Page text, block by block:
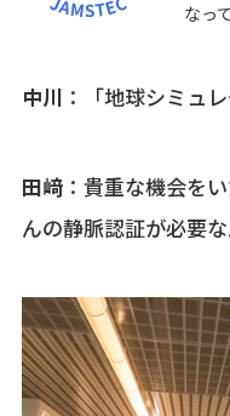
なっ
中川 ：「地球シミュ
田﨑 ：貴重な機会を
んの静脈認証が必要